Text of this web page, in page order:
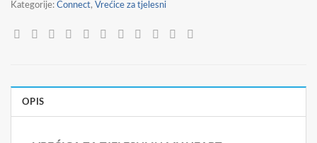
Kategorije: Connect, Vrećice za tjelesni
OPIS